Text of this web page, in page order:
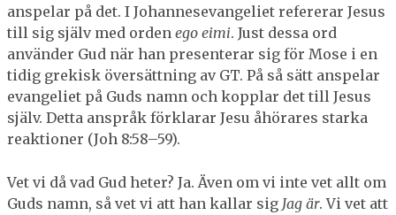
anspelar på det. I Johannes​evangeliet refererar Jesus
till sig själv med ordenego eimi. Just dessa ord
använder Gud när han presenterar sig för Mose i en
tidig grekisk översättning av GT. På så sätt anspelar
evangeliet på Guds namn och kopplar det till Jesus
själv. Detta anspråk förklarar Jesu åhörares starka
reaktioner (Joh 8:58–59).
Vet vi då vad Gud heter? Ja. Även om vi inte vet allt om
Guds namn, så vet vi att han kallar sig Jag är. Vi vet att